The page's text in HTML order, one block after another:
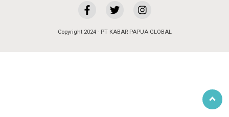
Copyright 2024 - PT KABAR PAPUA GLOBAL